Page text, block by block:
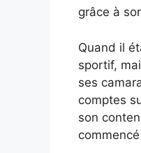
grâce à
Quand il
sportif,
ses
comptes
son